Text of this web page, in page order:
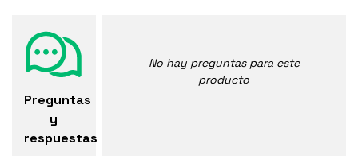
Preguntas
y
respuestas
No hay preguntas para este
producto